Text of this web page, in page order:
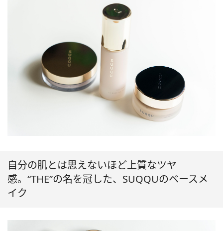
自分の肌とは思えないほど上質なツヤ
感。“THE”の名を冠した、SUQQUのベースメ
イク